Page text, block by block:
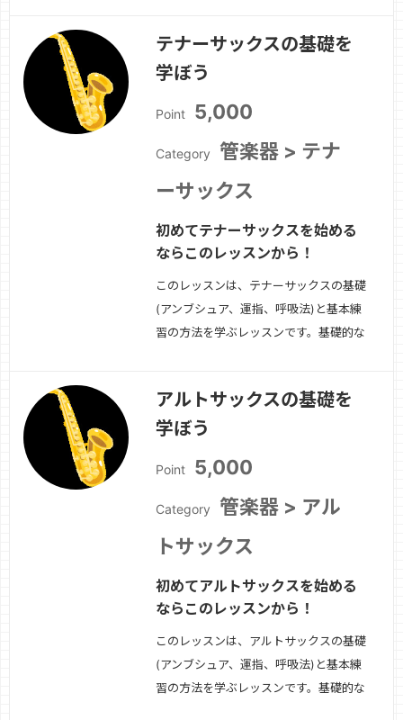
テナーサックスの基礎を
学ぼう
Point 5,000
Category
管楽器 > テナ
ーサックス
初めてテナーサックスを始める
ならこのレッスンから！
このレッスンは、テナーサックスの基礎
(アンブシュア、運指、呼吸法)と基本練
習の方法を学ぶレッスンです。基礎的な
アルトサックスの基礎を
学ぼう
Point 5,000
Category
管楽器 > アル
トサックス
初めてアルトサックスを始める
ならこのレッスンから！
このレッスンは、アルトサックスの基礎
(アンブシュア、運指、呼吸法)と基本練
習の方法を学ぶレッスンです。基礎的な